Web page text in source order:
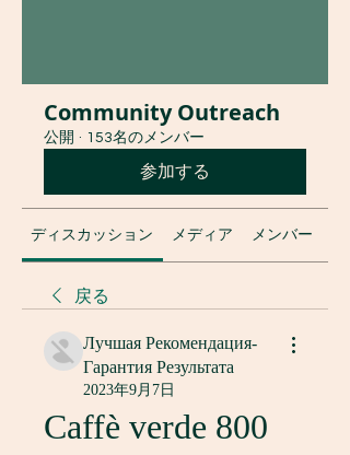
Community Outreach
公開 · 153名のメンバー
参加する
ディスカッション メディア メンバー
戻る
Лучшая Рекомендация-
Гарантия Результата
2023年9月7日
Caffè verde 800